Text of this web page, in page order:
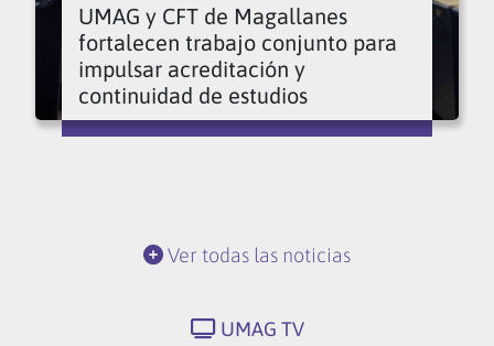
UMAG y CFT de Magallanes
fortalecen trabajo conjunto para
impulsar acreditación y
continuidad de estudios
Ver todas las noticias
UMAG TV